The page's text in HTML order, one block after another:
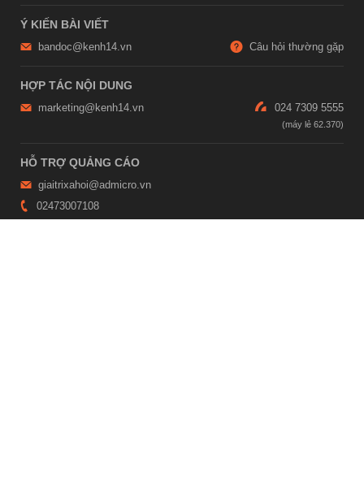
Ý KIẾN BÀI VIẾT
bandoc@kenh14.vn Câu hỏi thường gặp
HỢP TÁC NỘI DUNG
marketing@kenh14.vn 024 7309 5555
HỖ TRỢ QUẢNG CÁO
giaitrixahoi@admicro.vn
02473007108